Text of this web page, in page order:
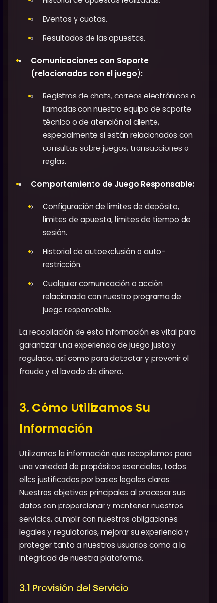
Eventos y cuotas.
Resultados de las apuestas.
Comunicaciones con Soporte
(relacionadas con el juego):
Registros de chats, correos electrónicos o
llamadas con nuestro equipo de soporte
técnico o de atención al cliente,
especialmente si están relacionados con
consultas sobre juegos, transacciones o
reglas.
Comportamiento de Juego Responsable:
Configuración de límites de depósito,
límites de apuesta, límites de tiempo de
sesión.
Historial de autoexclusión o auto-
restricción.
Cualquier comunicación o acción
relacionada con nuestro programa de
juego responsable.
La recopilación de esta información es vital para
garantizar una experiencia de juego justa y
regulada, así como para detectar y prevenir el
fraude y el lavado de dinero.
3. Cómo Utilizamos Su
Información
Utilizamos la información que recopilamos para
una variedad de propósitos esenciales, todos
ellos justificados por bases legales claras.
Nuestros objetivos principales al procesar sus
datos son proporcionar y mantener nuestros
servicios, cumplir con nuestras obligaciones
legales y regulatorias, mejorar su experiencia y
proteger tanto a nuestros usuarios como a la
integridad de nuestra plataforma.
3.1 Provisión del Servicio